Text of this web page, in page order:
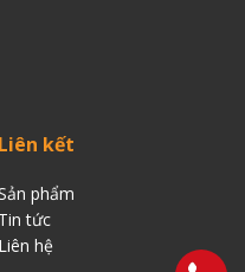
Liên kết
phẩm
Tin tức
Liên hệ